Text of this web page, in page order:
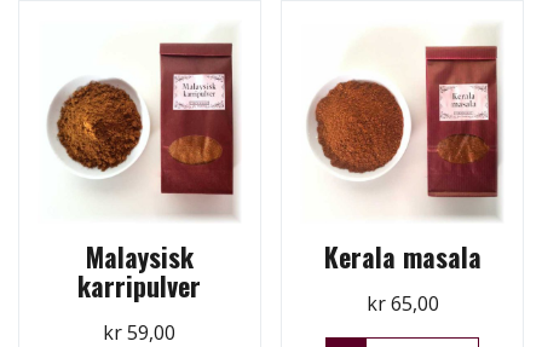
Malaysisk
karripulver
kr59,00
Kerala masala
kr65,00